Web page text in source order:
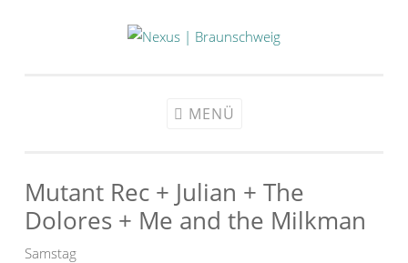
MENÜ
Mutant Rec + Julian + The
Dolores + Me and the Milkman
Samstag